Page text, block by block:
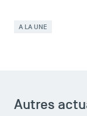
A LA UNE
Autres